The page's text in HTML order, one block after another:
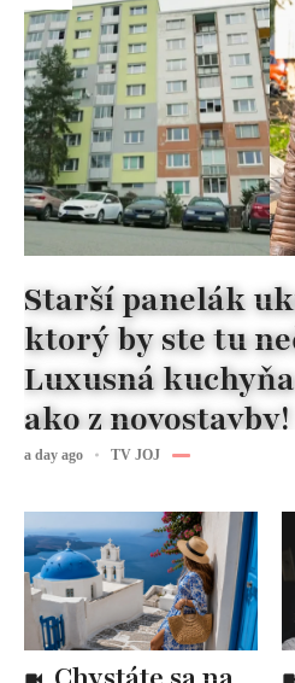
Starší panelák
ktorý by ste tu
Luxusná
ako z novostavby!
a day ago TV JOJ